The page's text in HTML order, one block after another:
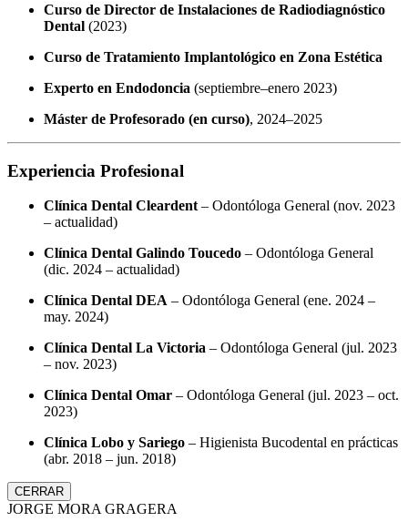
Curso de Director de Instalaciones de Radiodiagnóstico
Dental (2023)
Curso de Tratamiento Implantológico en Zona Estética
Experto en Endodoncia (septiembre–enero 2023)
Máster de Profesorado (en curso), 2024–2025
Experiencia Profesional
Clínica Dental Cleardent – Odontóloga General (nov. 2023
– actualidad)
Clínica Dental Galindo Toucedo – Odontóloga General
(dic. 2024 – actualidad)
Clínica Dental DEA – Odontóloga General (ene. 2024 –
may. 2024)
Clínica Dental La Victoria – Odontóloga General (jul. 2023
– nov. 2023)
Clínica Dental Omar – Odontóloga General (jul. 2023 – oct.
2023)
Clínica Lobo y Sariego – Higienista Bucodental en prácticas
(abr. 2018 – jun. 2018)
CERRAR
JORGE MORA GRAGERA